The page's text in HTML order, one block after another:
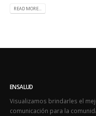
READ MORE...
ENSALUD
Visualizamos brindarles el
comunicación para la